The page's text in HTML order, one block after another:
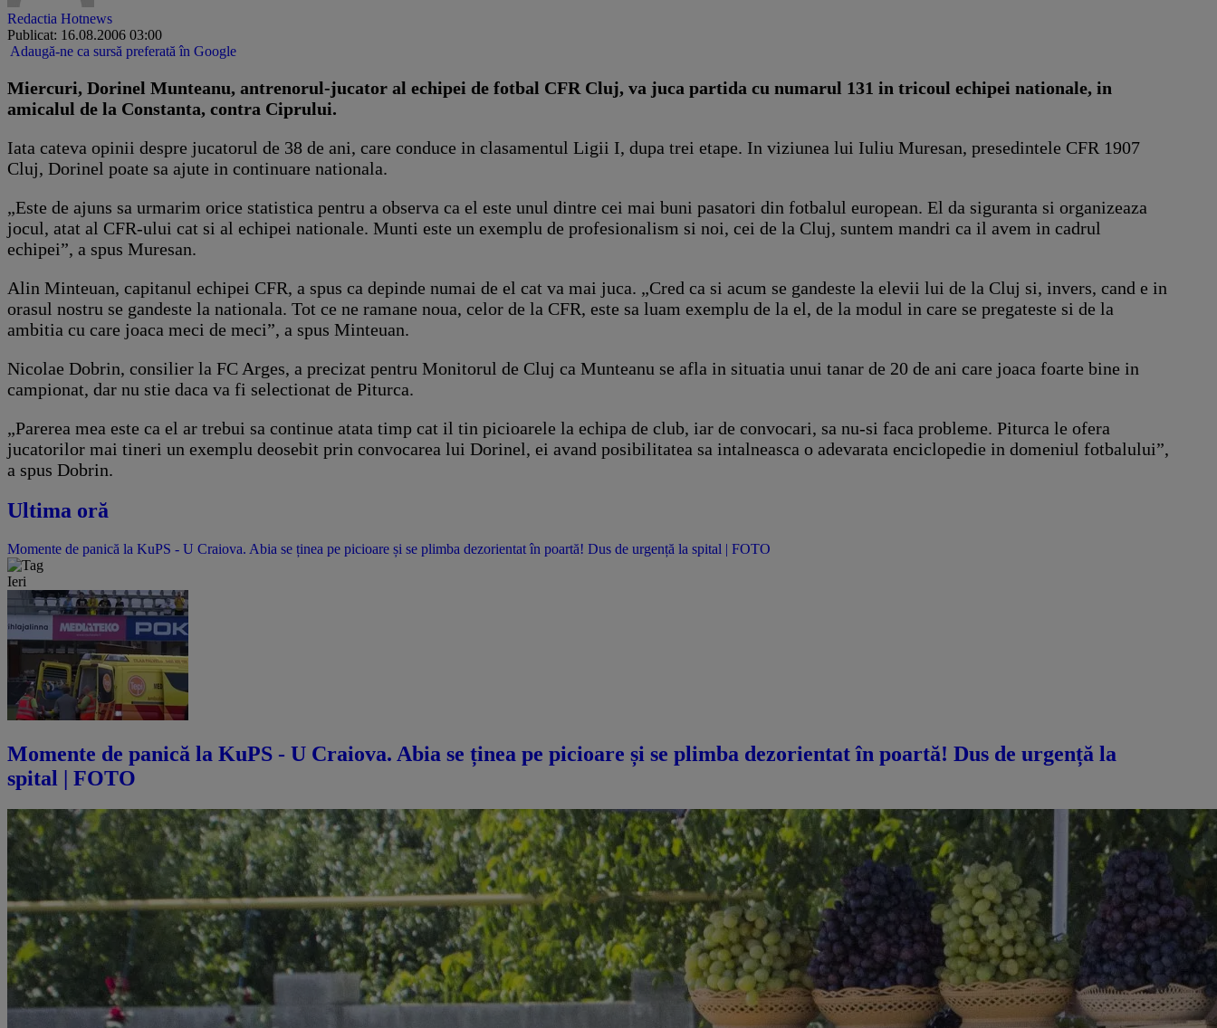
Redactia Hotnews
Publicat: 16.08.2006 03:00
Adaugă-ne ca sursă preferată în Google
Miercuri, Dorinel Munteanu, antrenorul-jucator al echipei de fotbal CFR Cluj, va juca partida cu numarul 131 in tricoul echipei nationale, in
amicalul de la Constanta, contra Ciprului.
Iata cateva opinii despre jucatorul de 38 de ani, care conduce in clasamentul Ligii I, dupa trei etape. In viziunea lui Iuliu Muresan, presedintele CFR 1907
Cluj, Dorinel poate sa ajute in continuare nationala.
„Este de ajuns sa urmarim orice statistica pentru a observa ca el este unul dintre cei mai buni pasatori din fotbalul european. El da siguranta si organizeaza
jocul, atat al CFR-ului cat si al echipei nationale. Munti este un exemplu de profesionalism si noi, cei de la Cluj, suntem mandri ca il avem in cadrul
echipei”, a spus Muresan.
Alin Minteuan, capitanul echipei CFR, a spus ca depinde numai de el cat va mai juca. „Cred ca si acum se gandeste la elevii lui de la Cluj si, invers, cand e in
orasul nostru se gandeste la nationala. Tot ce ne ramane noua, celor de la CFR, este sa luam exemplu de la el, de la modul in care se pregateste si de la
ambitia cu care joaca meci de meci”, a spus Minteuan.
Nicolae Dobrin, consilier la FC Arges, a precizat pentru Monitorul de Cluj ca Munteanu se afla in situatia unui tanar de 20 de ani care joaca foarte bine in
campionat, dar nu stie daca va fi selectionat de Piturca.
„Parerea mea este ca el ar trebui sa continue atata timp cat il tin picioarele la echipa de club, iar de convocari, sa nu-si faca probleme. Piturca le ofera
jucatorilor mai tineri un exemplu deosebit prin convocarea lui Dorinel, ei avand posibilitatea sa intalneasca o adevarata enciclopedie in domeniul fotbalului”,
a spus Dobrin.
Ultima oră
Momente de panică la KuPS - U Craiova. Abia se ținea pe picioare și se plimba dezorientat în poartă! Dus de urgență la spital | FOTO
Ieri
Momente de panică la KuPS - U Craiova. Abia se ținea pe picioare și se plimba dezorientat în poartă! Dus de urgență la
spital | FOTO